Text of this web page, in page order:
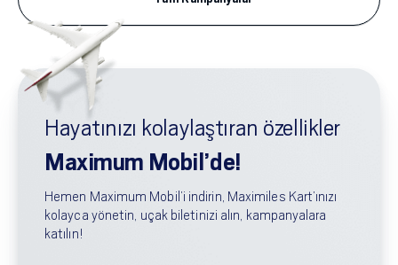
Hayatınızı kolaylaştıran özellikler
Maximum Mobil’de!
Hemen Maximum Mobil’i indirin, Maximiles Kart’ınızı
kolayca yönetin, uçak biletinizi alın, kampanyalara
katılın!